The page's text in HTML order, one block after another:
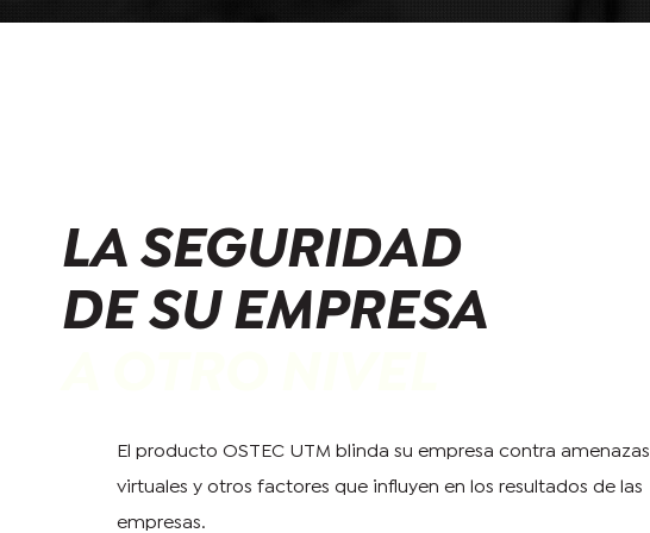
LA SEGURIDAD
DE SU EMPRESA
El producto OSTEC UTM blinda su empresa contra amenazas
virtuales y otros factores que influyen en los resultados de las
empresas.